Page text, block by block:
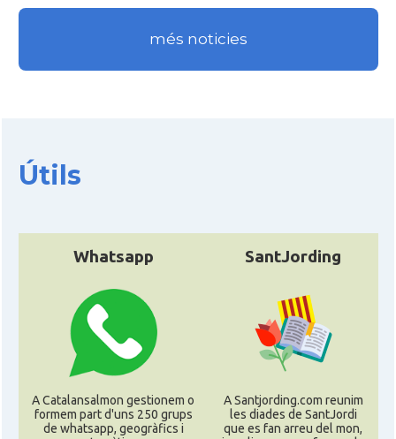
més noticies
Útils
Whatsapp
A Catalansalmon gestionem o
formem part d'uns 250 grups
de whatsapp, geogràfics i
SantJording
A Santjording.com reunim
les diades de SantJordi
que es fan arreu del mon,